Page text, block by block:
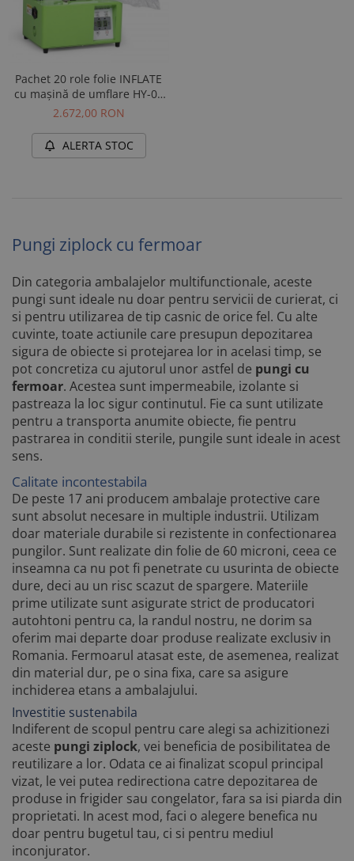
Pachet 20 role folie INFLATE
cu mașină de umflare HY-01
inclusă
2.672,00 RON
ALERTA STOC
Pungi ziplock cu fermoar
Din categoria ambalajelor multifunctionale, aceste
pungi sunt ideale nu doar pentru servicii de curierat, ci
si pentru utilizarea de tip casnic de orice fel. Cu alte
cuvinte, toate actiunile care presupun depozitarea
sigura de obiecte si protejarea lor in acelasi timp, se
pot concretiza cu ajutorul unor astfel de pungi cu
fermoar. Acestea sunt impermeabile, izolante si
pastreaza la loc sigur continutul. Fie ca sunt utilizate
pentru a transporta anumite obiecte, fie pentru
pastrarea in conditii sterile, pungile sunt ideale in acest
sens.
Calitate incontestabila
De peste 17 ani producem ambalaje protective care
sunt absolut necesare in multiple industrii. Utilizam
doar materiale durabile si rezistente in confectionarea
pungilor. Sunt realizate din folie de 60 microni, ceea ce
inseamna ca nu pot fi penetrate cu usurinta de obiecte
dure, deci au un risc scazut de spargere. Materiile
prime utilizate sunt asigurate strict de producatori
autohtoni pentru ca, la randul nostru, ne dorim sa
oferim mai departe doar produse realizate exclusiv in
Romania. Fermoarul atasat este, de asemenea, realizat
din material dur, pe o sina fixa, care sa asigure
inchiderea etans a ambalajului.
Investitie sustenabila
Indiferent de scopul pentru care alegi sa achizitionezi
aceste pungi ziplock, vei beneficia de posibilitatea de
reutilizare a lor. Odata ce ai finalizat scopul principal
vizat, le vei putea redirectiona catre depozitarea de
produse in frigider sau congelator, fara sa isi piarda din
proprietati. In acest mod, faci o alegere benefica nu
doar pentru bugetul tau, ci si pentru mediul
inconjurator.